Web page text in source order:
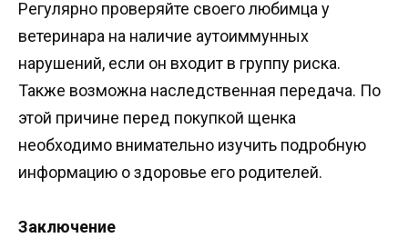
Регулярно проверяйте своего любимца у
ветеринара на наличие аутоиммунных
нарушений, если он входит в группу риска.
Также возможна наследственная передача. По
этой причине перед покупкой щенка
необходимо внимательно изучить подробную
информацию о здоровье его родителей.
Заключение